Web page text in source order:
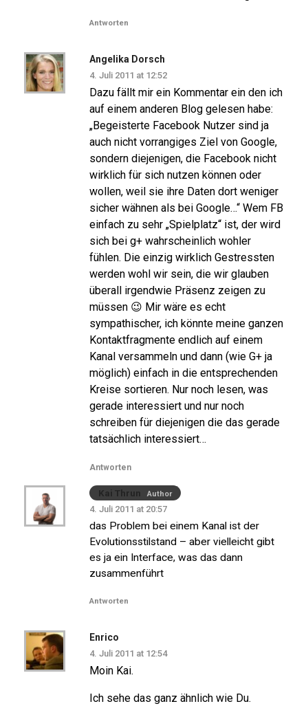
Antworten
Angelika Dorsch
4. Juli 2011 at 12:52
Dazu fällt mir ein Kommentar ein den ich
auf einem anderen Blog gelesen habe:
„Begeisterte Facebook Nutzer sind ja
auch nicht vorrangiges Ziel von Google,
sondern diejenigen, die Facebook nicht
wirklich für sich nutzen können oder
wollen, weil sie ihre Daten dort weniger
sicher wähnen als bei Google…“ Wem FB
einfach zu sehr „Spielplatz“ ist, der wird
sich bei g+ wahrscheinlich wohler
fühlen. Die einzig wirklich Gestressten
werden wohl wir sein, die wir glauben
überall irgendwie Präsenz zeigen zu
müssen 😉 Mir wäre es echt
sympathischer, ich könnte meine ganzen
Kontaktfragmente endlich auf einem
Kanal versammeln und dann (wie G+ ja
möglich) einfach in die entsprechenden
Kreise sortieren. Nur noch lesen, was
gerade interessiert und nur noch
schreiben für diejenigen die das gerade
tatsächlich interessiert…
Antworten
Kai Thrun Author
4. Juli 2011 at 20:57
das Problem bei einem Kanal ist der
Evolutionsstilstand – aber vielleicht gibt
es ja ein Interface, was das dann
zusammenführt
Antworten
Enrico
4. Juli 2011 at 12:54
Moin Kai.
Ich sehe das ganz ähnlich wie Du.